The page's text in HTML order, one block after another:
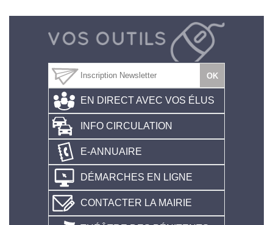
EN DIRECT AVEC VOS ÉLUS
INFO CIRCULATION
E-ANNUAIRE
DÉMARCHES EN LIGNE
CONTACTER LA MAIRIE